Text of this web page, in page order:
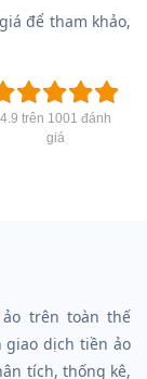
để tham khảo,
4.9 trên 1001 đánh
giá
ảo trên toàn thế
dịch tiền ảo
tích, thống kê,